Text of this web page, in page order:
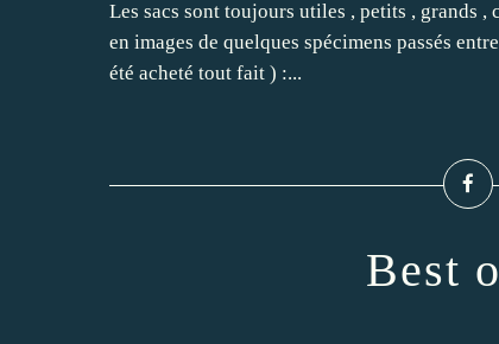
Les sacs sont toujours utiles , petits , grands
en images de quelques spécimens passés
été acheté tout fait ) :...
Best